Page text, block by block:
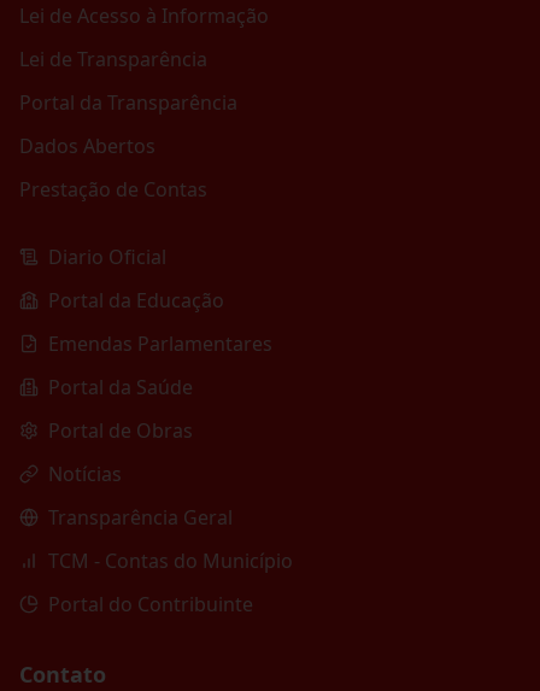
Lei de Acesso à Informação
Lei de Transparência
Portal da Transparência
Dados Abertos
Prestação de Contas
Diario Oficial
Portal da Educação
Emendas Parlamentares
Portal da Saúde
Portal de Obras
Notícias
Transparência Geral
TCM - Contas do Município
Portal do Contribuinte
Contato